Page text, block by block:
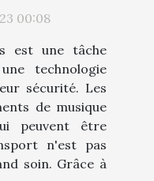
00:08
est une tâche
technologie
sécurité. Les
de musique
peuvent être
n'est pas
soin. Grâce à